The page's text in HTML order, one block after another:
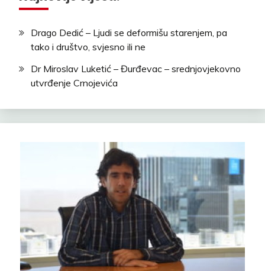
Drago Dedić – Ljudi se deformišu starenjem, pa
tako i društvo, svjesno ili ne
Dr Miroslav Luketić – Đurđevac – srednjovjekovno
utvrđenje Crnojevića